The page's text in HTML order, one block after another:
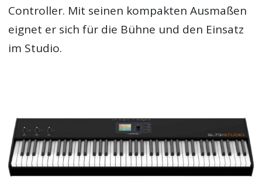
Controller. Mit seinen kompakten Ausmaßen
eignet er sich für die Bühne und den Einsatz
im Studio.